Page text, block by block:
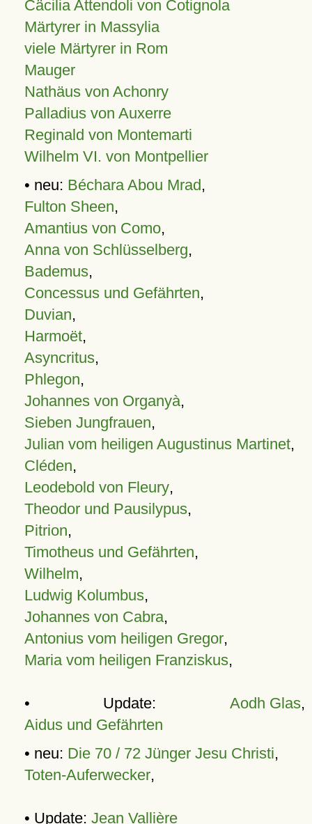
Cäcilia Attendoli von Cotignola
Märtyrer in Massylia
viele Märtyrer in Rom
Mauger
Nathäus von Achonry
Palladius von Auxerre
Reginald von Montemarti
Wilhelm VI. von Montpellier
• neu: Béchara Abou Mrad,
Fulton Sheen,
Amantius von Como,
Anna von Schlüsselberg,
Bademus,
Concessus und Gefährten,
Duvian,
Harmoët,
Asyncritus,
Phlegon,
Johannes von Organyà,
Sieben Jungfrauen,
Julian vom heiligen Augustinus Martinet,
Cléden,
Leodebold von Fleury,
Theodor und Pausilypus,
Pitrion,
Timotheus und Gefährten,
Wilhelm,
Ludwig Kolumbus,
Johannes von Cabra,
Antonius vom heiligen Gregor,
Maria vom heiligen Franziskus,
• Update: Aodh Glas,
Aidus und Gefährten
• neu: Die 70 / 72 Jünger Jesu Christi,
Toten-Auferwecker,
• Update: Jean Vallière